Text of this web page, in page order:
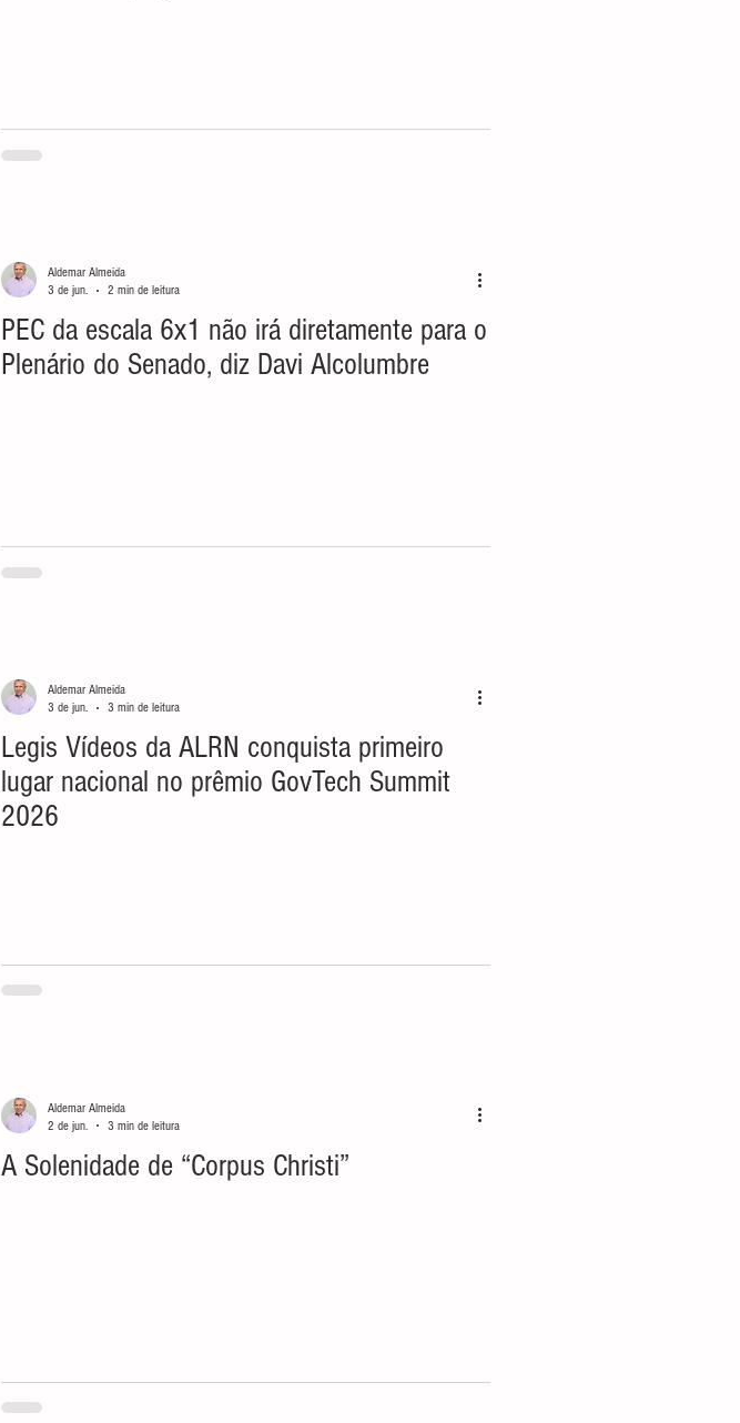
PEC da escala 6x1 não irá diretamente para o
Plenário do Senado, diz Davi Alcolumbre
Aldemar Almeida
3 de jun.
2 min de leitura
Legis Vídeos da ALRN conquista primeiro
lugar nacional no prêmio GovTech Summit
2026
Aldemar Almeida
3 de jun.
3 min de leitura
A Solenidade de “Corpus Christi”
Aldemar Almeida
2 de jun.
3 min de leitura